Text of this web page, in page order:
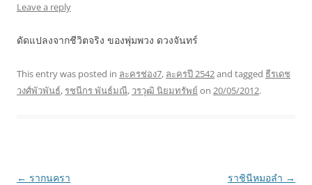
Leave a reply
ดัดแปลงจากชีวิตจริง ของพุ่มพวง ดวงจันทร์
This entry was posted in ละครช่อง7, ละครปี 2542and tagged ธีรเดช
วงศ์พัวพันธ์, รชนีกร พันธ์มณี, วรวุฒิ นิยมทรัพย์ on 20/05/2012.
Post
← รากนครา ราชินีหมอลำ →